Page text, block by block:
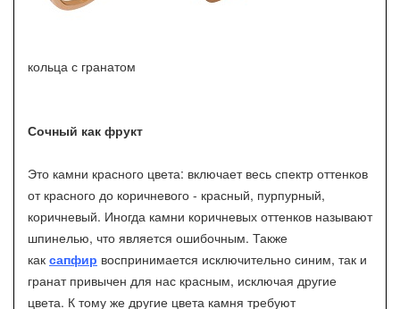
кольца с гранатом
Сочный как фрукт
Это камни красного цвета: включает весь спектр оттенков
от красного до коричневого - красный, пурпурный,
коричневый. Иногда камни коричневых оттенков называют
шпинелью, что является ошибочным. Также
как сапфир воспринимается исключительно синим, так и
гранат привычен для нас красным, исключая другие
цвета. К тому же другие цвета камня требуют